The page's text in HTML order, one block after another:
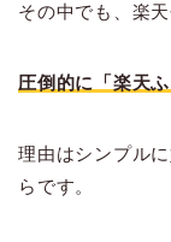
その中でも、楽
圧倒的に「楽天
理由はシンプル
らです。